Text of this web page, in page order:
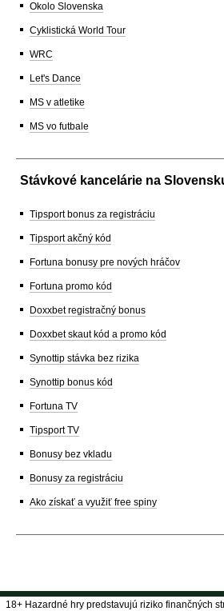
Okolo Slovenska
Cyklistická World Tour
WRC
Let's Dance
MS v atletike
MS vo futbale
Stávkové kancelárie na
Tipsport bonus za registráciu
Tipsport akčný kód
Fortuna bonusy pre nových hráčov
Fortuna promo kód
Doxxbet registračný bonus
Doxxbet skaut kód a promo kód
Synottip stávka bez rizika
Synottip bonus kód
Fortuna TV
Tipsport TV
Bonusy bez vkladu
Bonusy za registráciu
Ako získať a využiť free spiny
18+ Hazardné hry predstavujú riziko finančných